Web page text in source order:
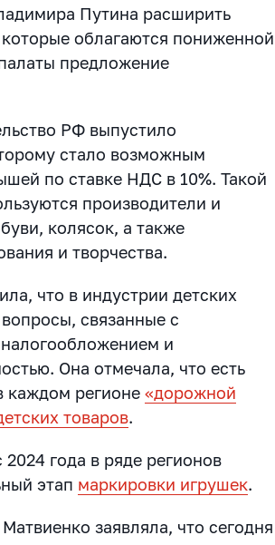
Путина расширить
облагаются пониженной
предложение
РФ выпустило
стало возможным
по ставке НДС в 10%. Такой
производители и
колясок, а также
и творчества.
что в индустрии детских
связанные с
и
Она отмечала, что есть
каждом регионе«дорожной
товаров.
года в ряде регионов
этап маркировки игрушек.
заявляла, что сегодня